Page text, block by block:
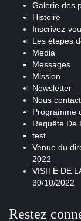
Galerie des
Histoire
Inscrivez-
Les étapes
Media
Messages
Mission
Newsletter
Nous
Programme
Requête De
test
Venue du
2022
VISITE DE
30/10/2022
Restez